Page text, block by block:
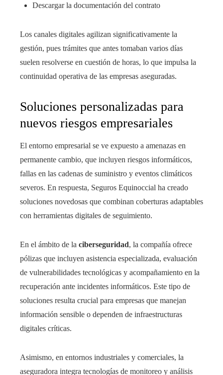
Descargar la documentación del contrato
Los canales digitales agilizan significativamente la
gestión, pues trámites que antes tomaban varios días
suelen resolverse en cuestión de horas, lo que impulsa la
continuidad operativa de las empresas aseguradas.
Soluciones personalizadas para
nuevos riesgos empresariales
El entorno empresarial se ve expuesto a amenazas en
permanente cambio, que incluyen riesgos informáticos,
fallas en las cadenas de suministro y eventos climáticos
severos. En respuesta, Seguros Equinoccial ha creado
soluciones novedosas que combinan coberturas adaptables
con herramientas digitales de seguimiento.
En el ámbito de la ciberseguridad, la compañía ofrece
pólizas que incluyen asistencia especializada, evaluación
de vulnerabilidades tecnológicas y acompañamiento en la
recuperación ante incidentes informáticos. Este tipo de
soluciones resulta crucial para empresas que manejan
información sensible o dependen de infraestructuras
digitales críticas.
Asimismo, en entornos industriales y comerciales, la
aseguradora integra tecnologías de monitoreo y análisis